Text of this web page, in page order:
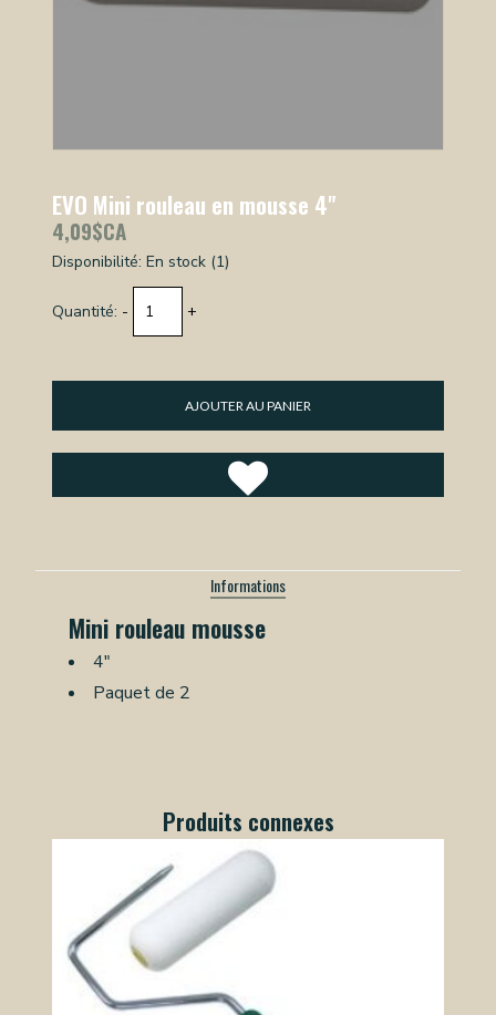
EVO Mini rouleau en mousse 4"
4,09$CA
Disponibilité: En stock (1)
Quantité: - +
AJOUTER AU PANIER
Informations
Mini rouleau mousse
4"
Paquet de 2
Produits connexes